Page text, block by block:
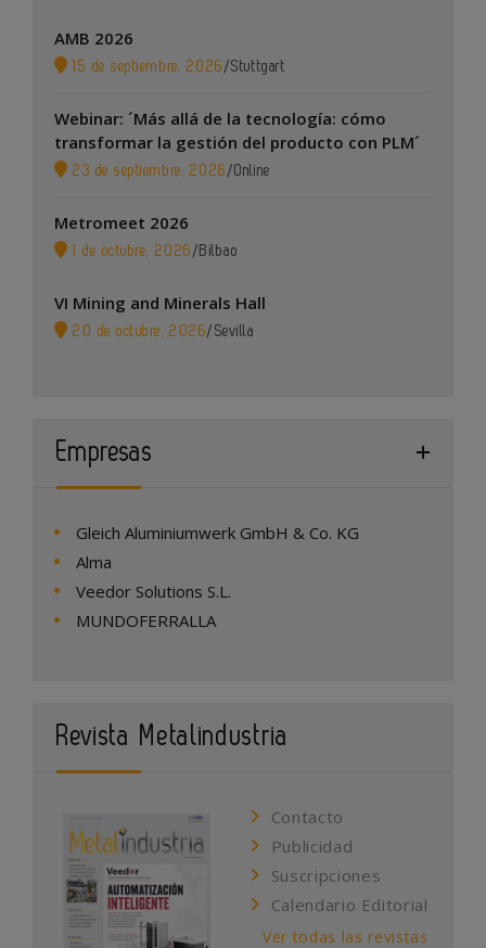
AMB 2026
15 de septiembre, 2026 /Stuttgart
Webinar: ´Más allá de la tecnología: cómo
transformar la gestión del producto con PLM´
23 de septiembre, 2026 /Online
Metromeet 2026
1 de octubre, 2026 / Bilbao
VI Mining and Minerals Hall
20 de octubre, 2026/ Sevilla
Empresas
Gleich Aluminiumwerk GmbH & Co. KG
Alma
Veedor Solutions S.L.
MUNDOFERRALLA
Revista Metalindustria
Contacto
Publicidad
Suscripciones
Calendario Editorial
Ver todas las revistas